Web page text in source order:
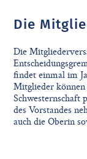
Die
Die
findet einmal im
Mitglieder
Schwesternschaft
des Vorstandes
auch die Oberin